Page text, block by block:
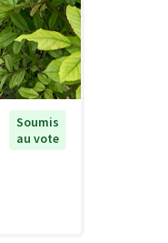
Soumis
au vote